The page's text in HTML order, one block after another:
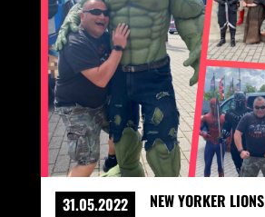
31.05.2022 NEW YORKER LIONS